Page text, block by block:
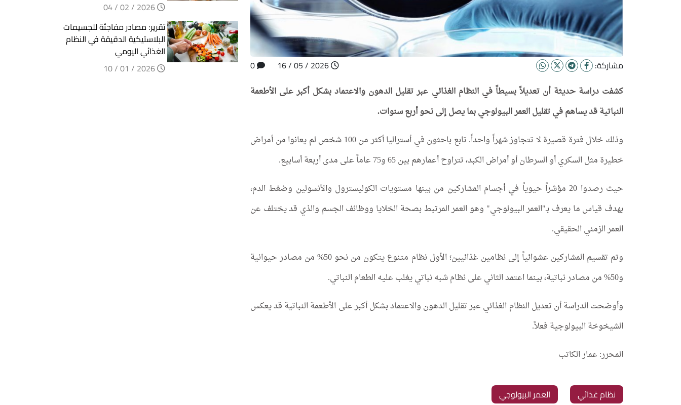
مشاركة:
كشفت دراسة حديثة أن تعديلاً بسيطاً في النظام الغذائي عبر تقليل الدهون والاعتماد بشكل أكبر على الأطعمة
النباتية قد يساهم في تقليل العمر البيولوجي بما يصل إلى نحو أربع سنوات.
وذلك خلال فترة قصيرة لا تتجاوز شهراً واحداً. تابع باحثون في أستراليا أكثر من 100 شخص لم يعانوا من أمراض
خطيرة مثل السكري أو السرطان أو أمراض الكبد، تتراوح أعمارهم بين 65 و75 عاماً على مدى أربعة أسابيع.
حيث رصدوا 20 مؤشراً حيوياً في أجسام المشاركين من بينها مستويات الكوليسترول والأنسولين وضغط الدم،
بهدف قياس ما يعرف بـ"العمر البيولوجي" وهو العمر المرتبط بصحة الخلايا ووظائف الجسم والذي قد يختلف عن
العمر الزمني الحقيقي.
وتم تقسيم المشاركين عشوائياً إلى نظامين غذائيين؛ الأول نظام متنوع يتكون من نحو 50% من مصادر حيوانية
و50% من مصادر نباتية، بينما اعتمد الثاني على نظام شبه نباتي يغلب عليه الطعام النباتي.
وأوضحت الدراسة أن تعديل النظام الغذائي عبر تقليل الدهون والاعتماد بشكل أكبر على الأطعمة النباتية قد يعكس
الشيخوخة البيولوجية فعلاً.
المحرر: عمار الكاتب
‏نظام غذائي ‏العمر البيولوجي
تقرير: مصادر مفاجئة للجسيمات
البلاستيكية الدقيقة في النظام
الغذائي اليومي